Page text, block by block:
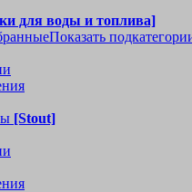
для воды и топлива]
Показать
[Stout]